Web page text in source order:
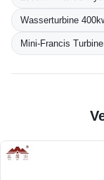
Wasserturbine
Mini-Francis